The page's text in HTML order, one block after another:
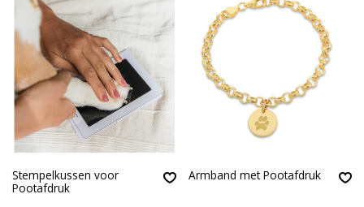
Stempelkussen voor
Pootafdruk
Armband met Pootafdruk